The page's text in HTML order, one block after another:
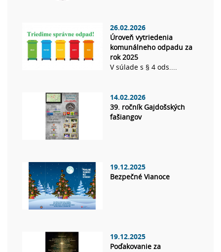
26.02.2026
Úroveň vytriedenia
komunálneho odpadu za
rok 2025
V súlade s § 4 ods....
14.02.2026
39. ročník Gajdošských
fašiangov
19.12.2025
Bezpečné Vianoce
19.12.2025
Poďakovanie za